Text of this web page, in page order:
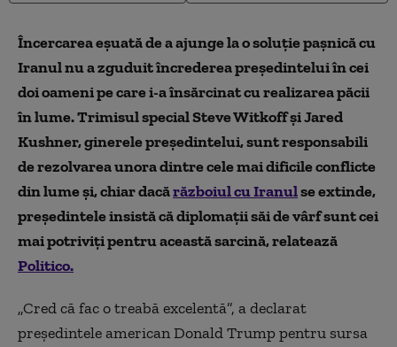
Încercarea eșuată de a ajunge la o soluție pașnică cu
Iranul nu a zguduit încrederea președintelui în cei
doi oameni pe care i-a însărcinat cu realizarea păcii
în lume. Trimisul special Steve Witkoff și Jared
Kushner, ginerele președintelui, sunt responsabili
de rezolvarea unora dintre cele mai dificile conflicte
din lume și, chiar dacărăzboiul cu Iranulse extinde,
președintele insistă că diplomații săi de vârf sunt cei
mai potriviți pentru această sarcină, relatează
Politico.
„Cred că fac o treabă excelentă”, a declarat
președintele american Donald Trump pentru sursa